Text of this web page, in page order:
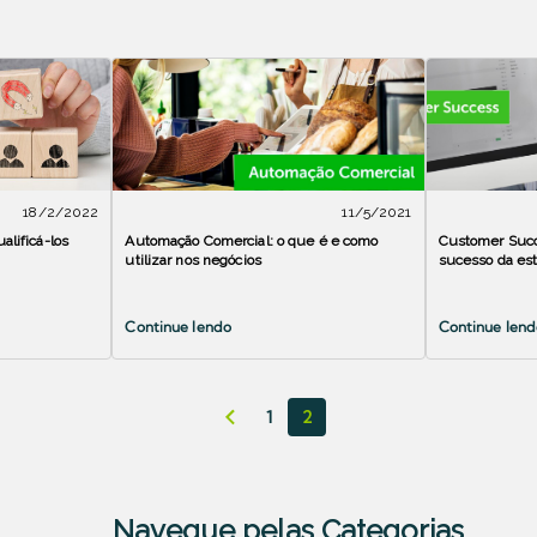
18/2/2022
los
11/5/2021
Automação Comercial: o que é e como
utilizar nos negócios
Continue lendo
Customer
sucesso da
Continue
1 2